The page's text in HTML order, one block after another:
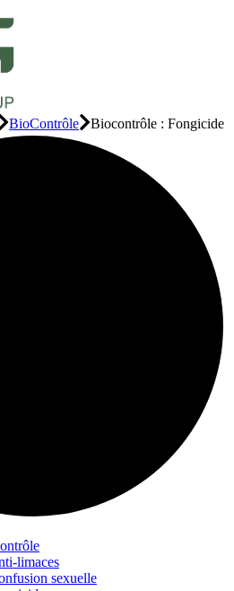
BioContrôle Biocontrôle : Fongicide
limaces
sexuelle